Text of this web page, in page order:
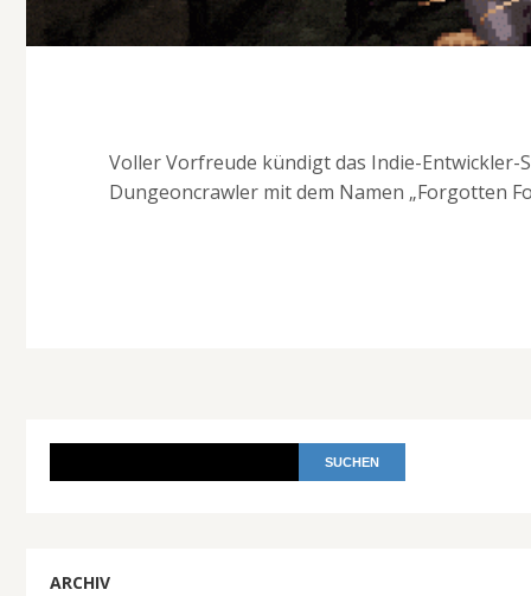
Voller Vorfreude kündigt das Indie-
Dungeoncrawler mit dem Namen „Forgotten
ARCHIV